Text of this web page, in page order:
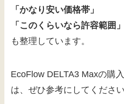
「かなり安い価格帯」
「このくらいなら許容範囲」
も整理しています。
EcoFlow DELTA3 Maxの購
は、ぜひ参考にしてください